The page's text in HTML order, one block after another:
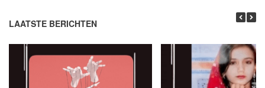
LAATSTE BERICHTEN